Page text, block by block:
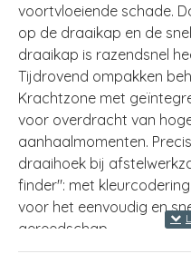
voortvloeiende schade.
op de draaikap en de
draaikap is razendsnel
Tijdrovend ompakken
Krachtzone met
voor overdracht van
aanhaalmomenten.
draaihoek bij
finder": met
voor het eenvoudig en
gereedschap.